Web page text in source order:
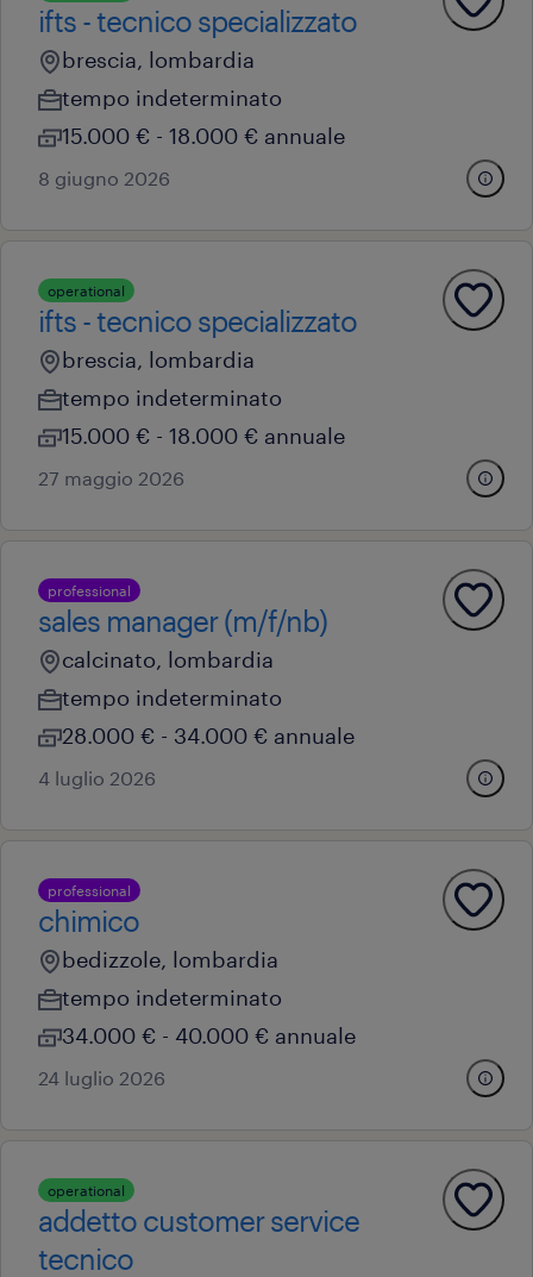
ifts - tecnico specializzato
brescia, lombardia
tempo indeterminato
15.000 € - 18.000 € annuale
8 giugno 2026
operational
ifts - tecnico specializzato
brescia, lombardia
tempo indeterminato
15.000 € - 18.000 € annuale
27 maggio 2026
professional
sales manager (m/f/nb)
calcinato, lombardia
tempo indeterminato
28.000 € - 34.000 € annuale
4 luglio 2026
professional
chimico
bedizzole, lombardia
tempo indeterminato
34.000 € - 40.000 € annuale
24 luglio 2026
operational
addetto customer service
tecnico